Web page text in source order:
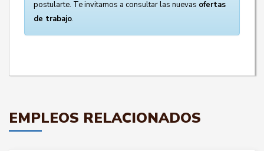
postularte. Te invitamos a consultar las nuevas ofertas
de trabajo.
EMPLEOS RELACIONADOS